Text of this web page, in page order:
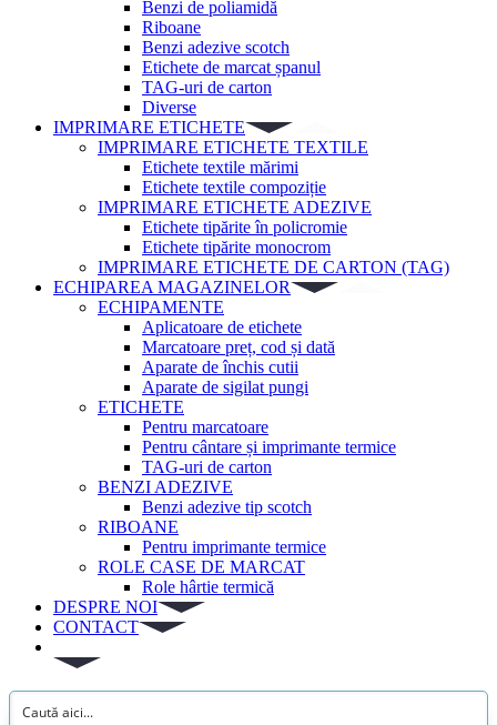
Benzi de poliamidă
Riboane
Benzi adezive scotch
Etichete de marcat șpanul
TAG-uri de carton
Diverse
IMPRIMARE ETICHETE
IMPRIMARE ETICHETE TEXTILE
Etichete textile mărimi
Etichete textile compoziție
IMPRIMARE ETICHETE ADEZIVE
Etichete tipărite în policromie
Etichete tipărite monocrom
IMPRIMARE ETICHETE DE CARTON (TAG)
ECHIPAREA MAGAZINELOR
ECHIPAMENTE
Aplicatoare de etichete
Marcatoare preț, cod și dată
Aparate de închis cutii
Aparate de sigilat pungi
ETICHETE
Pentru marcatoare
Pentru cântare și imprimante termice
TAG-uri de carton
BENZI ADEZIVE
Benzi adezive tip scotch
RIBOANE
Pentru imprimante termice
ROLE CASE DE MARCAT
Role hârtie termică
DESPRE NOI
CONTACT